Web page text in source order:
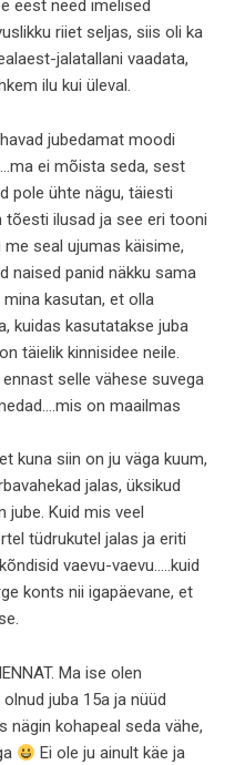
eest need imelised
riiet seljas, siis oli ka
jalatallani vaadata,
ilu kui üleval.
jubedamat moodi
ei mõista seda, sest
pole ühte nägu, täiesti
tõesti ilusad ja see eri tooni
seal ujumas käisime,
naised panid näkku sama
kasutan, et olla
kuidas kasutatakse juba
täielik kinnisidee neile.
selle vähese suvega
on maailmas
kuna siin on ju väga kuum,
jalas, üksikud
Kuid mis veel
tüdrukutel jalas ja eriti
vaevu-vaevu…..kuid
konts nii igapäevane, et
Ma ise olen
juba 15a ja nüüd
nägin kohapeal seda vähe,
Ei ole ju ainult käe ja